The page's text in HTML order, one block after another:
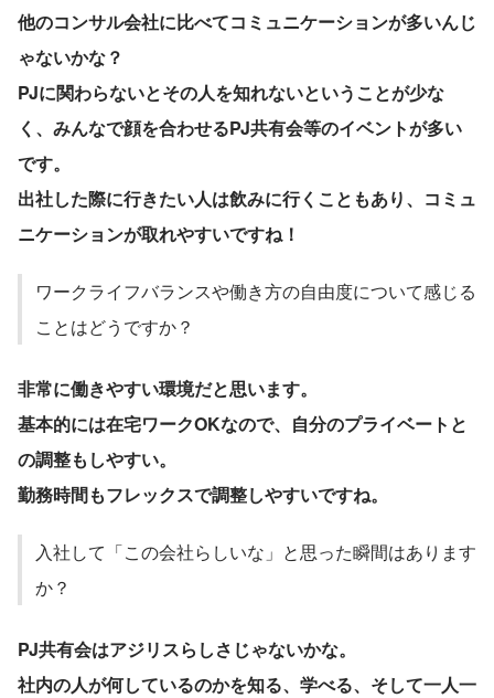
他のコンサル会社に比べてコミュニケーションが多いんじ
ゃないかな？
PJに関わらないとその人を知れないということが少な
く、みんなで顔を合わせるPJ共有会等のイベントが多い
です。
出社した際に行きたい人は飲みに行くこともあり、コミュ
ニケーションが取れやすいですね！
ワークライフバランスや働き方の自由度について感じる
ことはどうですか？
非常に働きやすい環境だと思います。
基本的には在宅ワークOKなので、自分のプライベートと
の調整もしやすい。
勤務時間もフレックスで調整しやすいですね。
入社して「この会社らしいな」と思った瞬間はあります
か？
PJ共有会はアジリスらしさじゃないかな。
社内の人が何しているのかを知る、学べる、そして一人一